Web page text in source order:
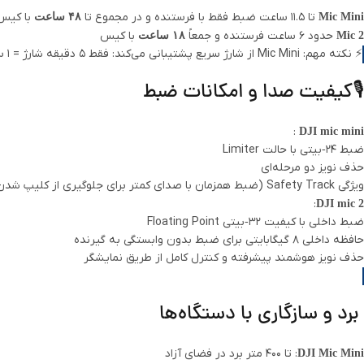
Mic Mini تا ۱۱.۵ ساعت ضبط فقط با فرستنده و در مجموع تا ۴۸ ساعت با
Mic 2 حدود ۶ ساعت فرستنده و جمعاً ۱۸ ساعت
با کیس
⚡ نکته مهم: Mic Mini از شارژ سریع پشتیبانی می‌کند: فقط ۵ دقیقه شارژ = ۱ ساعت استفاده!
🎙️کیفیت صدا و امکانات ضبط
DJI mic mini
:
ضبط ۲۴‑بیتی با حالت Limiter
حذف نویز دو مرحله‌ای
ویژگی Safety Track (ضبط همزمان با صدای کمتر برای جلوگیری از کلیپ شدن)
DJI mic 2
:
ضبط داخلی با کیفیت ۳۲‑بیتی Floating Point
حافظه داخلی ۸ گیگابایتی برای ضبط بدون وابستگی به گیرنده
حذف نویز هوشمند پیشرفته و کنترل کامل از طریق نمایشگر
برد و سازگاری با دستگاه‌ها
DJI Mic Mini: تا ۴۰۰ متر برد در فضای آزاد
WhatsApp
Telegram